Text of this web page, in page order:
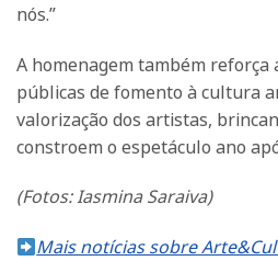
nós.”
A homenagem também
públicas de fomento à cultura
valorização dos artistas,
constroem o espetáculo ano
(Fotos: Iasmina Saraiva)
Mais notícias sobre